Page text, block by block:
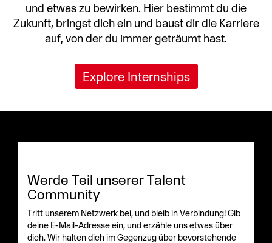
und etwas zu bewirken. Hier bestimmt du die
Zukunft, bringst dich ein und baust dir die Karriere
auf, von der du immer geträumt hast.
Explore Internships
Werde Teil unserer Talent
Community
Tritt unserem Netzwerk bei, und bleib in Verbindung! Gib
deine E-Mail-Adresse ein, und erzähle uns etwas über
dich. Wir halten dich im Gegenzug über bevorstehende